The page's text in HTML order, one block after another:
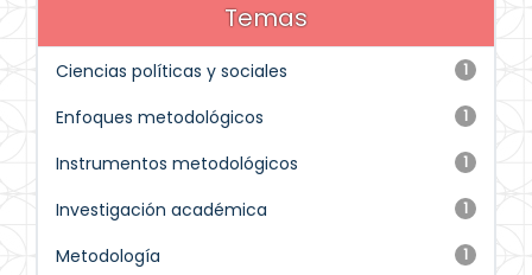
Temas
1
Ciencias políticas y sociales
1
Enfoques metodológicos
1
Instrumentos metodológicos
1
Investigación académica
1
Metodología